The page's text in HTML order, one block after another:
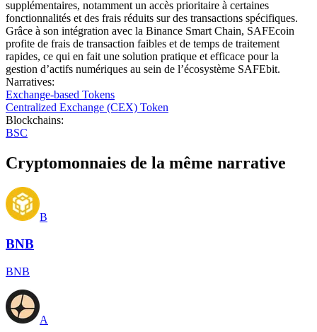
supplémentaires, notamment un accès prioritaire à certaines
fonctionnalités et des frais réduits sur des transactions spécifiques.
Grâce à son intégration avec la Binance Smart Chain, SAFEcoin
profite de frais de transaction faibles et de temps de traitement
rapides, ce qui en fait une solution pratique et efficace pour la
gestion d’actifs numériques au sein de l’écosystème SAFEbit.
Narratives:
Exchange-based Tokens
Centralized Exchange (CEX) Token
Blockchains:
BSC
Cryptomonnaies de la même narrative
B
BNB
BNB
A